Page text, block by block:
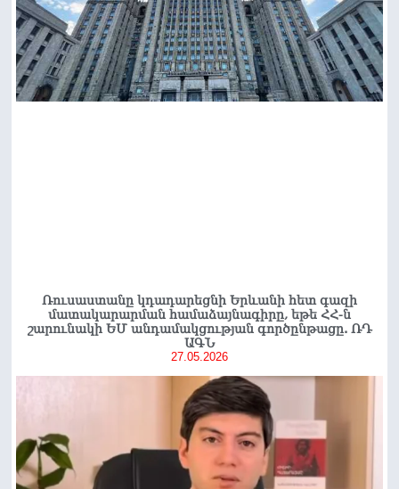
Ռուսաստանը կդադարեցնի Երևանի հետ գազի
մատակարարման համաձայնագիրը, եթե ՀՀ-ն
շարունակի ԵՄ անդամակցության գործընթացը. ՌԴ
ԱԳՆ
27.05.2026